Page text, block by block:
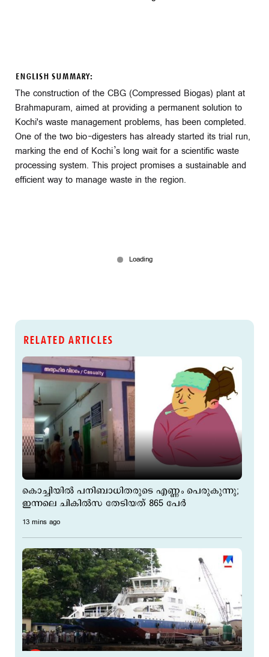
ENGLISH SUMMARY:
The construction of the CBG (Compressed Biogas) plant at
Brahmapuram, aimed at providing a permanent solution to
Kochi's waste management problems, has been completed.
One of the two bio-digesters has already started its trial run,
marking the end of Kochi’s long wait for a scientific waste
processing system. This project promises a sustainable and
efficient way to manage waste in the region.
RELATED ARTICLES
കൊച്ചിയില്‍ പനിബാധിതരുടെ എണ്ണം പെരുകുന്നു;
ഇന്നലെ ചികില്‍സ തേടിയത് 865 പേര്‍
13 mins ago